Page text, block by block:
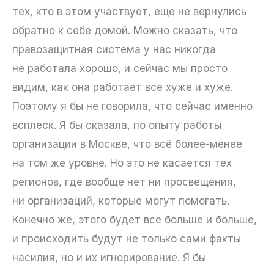
тех, кто в этом участвует, еще не вернулись
обратно к себе домой. Можно сказать, что
правозащитная система у нас никогда
не работала хорошо, и сейчас мы просто
видим, как она работает все хуже и хуже.
Поэтому я бы не говорила, что сейчас именно
всплеск. Я бы сказала, по опыту работы
организации в Москве, что всё более-менее
на том же уровне. Но это не касается тех
регионов, где вообще нет ни просвещения,
ни организаций, которые могут помогать.
Конечно же, этого будет все больше и больше,
и происходить будут не только сами факты
насилия, но и их игнорирование. Я бы